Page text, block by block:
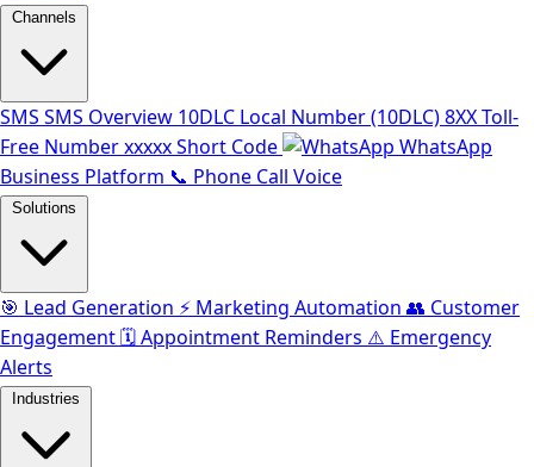
Channels
SMS SMS Overview 10DLC Local Number (10DLC)8XXToll-
Free NumberxxxxxShort Code
WhatsApp
Business Platform 📞 Phone Call Voice
Solutions
🎯 Lead Generation ⚡️ Marketing Automation 👥 Customer
Engagement🗓️Appointment Reminders ⚠️ Emergency
Alerts
Industries